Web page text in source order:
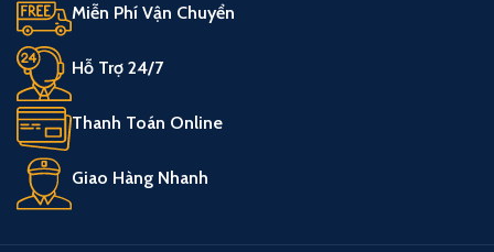
Miễn Phí Vận Chuyển
Hỗ Trợ 24/7
Thanh Toán Online
Giao Hàng Nhanh